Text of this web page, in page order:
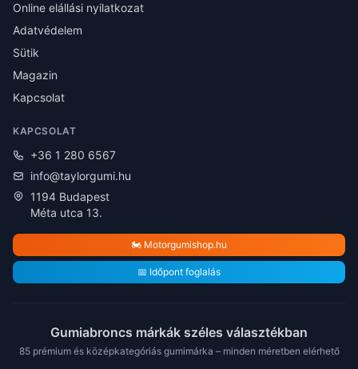
Online elállási nyilatkozat
Adatvédelem
Sütik
Magazin
Kapcsolat
KAPCSOLAT
+36 1 280 6567
info@taylorgumi.hu
1194 Budapest
Méta utca 13.
🏍️ Motorgumishop.hu
📅 Időpont foglalás
Gumiabroncs márkák széles választékban
85 prémium és középkategóriás gumimárka – minden méretben elérhető